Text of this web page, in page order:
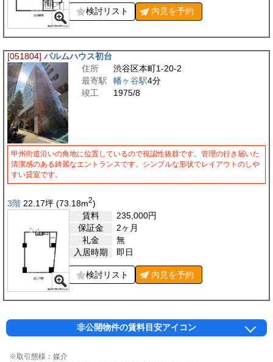
検討リスト 内見を予約
[051804] パルムハウス初台
住所
渋谷区本町1-20-2
最寄駅
幡ヶ谷駅4分
竣工
1975/8
甲州街道沿いの角地に位置しているので視認性抜群です。管理の行き届いた
清潔感のある綺麗なエントランスです。シンプルな形状でレイアウトのしや
すい貸室です。
3階 22.17坪 (73.18m2)
賃料
235,000円
保証金
2ヶ月
礼金
無
入居時期
即日
検討リスト 内見を予約
非公開物件の賃料目安アイコン
※取引態様：媒介